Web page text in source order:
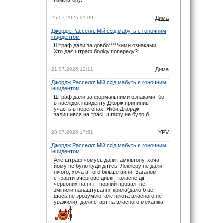
початку гонки. По вашим помилкам люди
видаліть час, якщо не можете чітко
встановити годину початку гонок. Другий рік
косячите. Не серйозно.
07.06.26 15:22
Sweden1984: Вітаю шановні.
А де тут трансляція? Щось не можу знайти
noteyu: Тепер головна інтрига: залишиться
Кімі лідером на старті чи, як завжди…
03.05.26 14:04
Джордж, а Кімі.
noteyu: Перевантаження 50G відчув Берман
під час зіткнення з бар'єром, повідомив Девід
Крофт
29.03.26 09:12
Дима: Навряд — Рассел ще більше програв
на старті. Червоні дуже гарно стартують.
15.03.26 15:43
noteyu: Мерси у своїй лізі. Був би Кімі
досвідченіший, то взагалі не було би шансів в
інших
25.07.2026 21:09 Дима
Джордж Расселл: Мій схід мабуть є гоночним
інцидентом
Штраф дали за довбо*****кими ознаками.
Хто дає штраф боліду попереду?
21.07.2026 12:11 Дима
Джордж Расселл: Мій схід мабуть є гоночним
інцидентом
Штраф дали за формальними ознаками, бо
в наслідок інциденту Джорж припинив
участь в перегонах. Якби Джордж
залишився на трасі, штафу не було б.
20.07.2026 17:51 YPV
Джордж Расселл: Мій схід мабуть є гоночним
інцидентом
Але штраф чомусь дали Гамільтону, хоча
йому не було куди дітись. Леклеру не дали
нічого, хоча в того більше вини. Загалом
стюарти вчергове дивні. І власне дії
червоних на піті - повний провал: не
змінили налаштування крила(дало б це
щось не зрозуміло, але пілота власного не
уважили), дали старт на власного механіка